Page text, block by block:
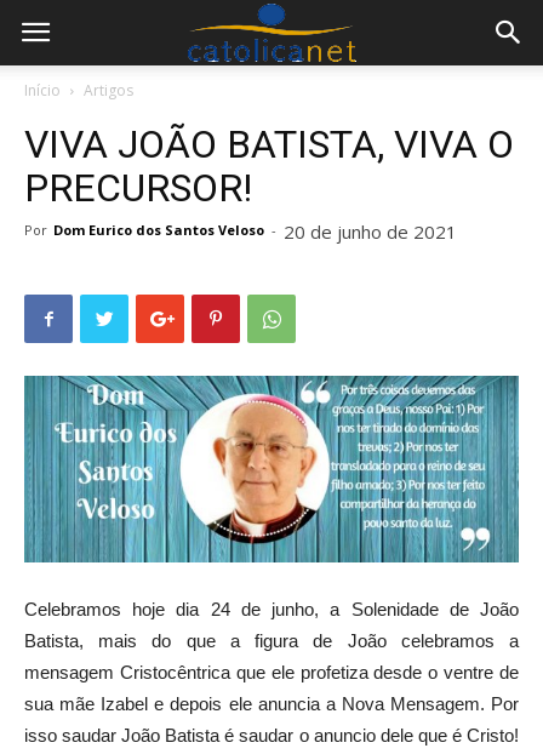
Início Artigos
VIVA JOÃO BATISTA, VIVA O
PRECURSOR!
Por Dom Eurico dos Santos Veloso - 20 de junho de 2021
Celebramos hoje dia 24 de junho, a Solenidade de João
Batista, mais do que a figura de João celebramos a
mensagem Cristocêntrica que ele profetiza desde o ventre de
sua mãe Izabel e depois ele anuncia a Nova Mensagem. Por
isso saudar João Batista é saudar o anuncio dele que é Cristo!